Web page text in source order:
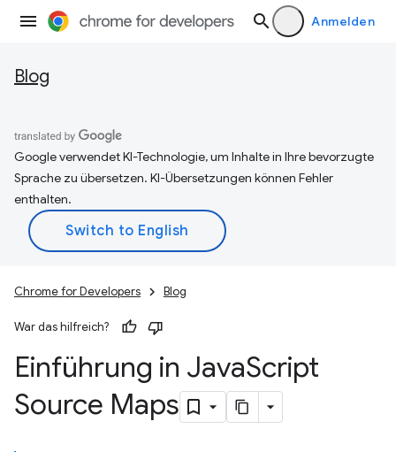
Anmelden
Blog
Google verwendet KI-Technologie, um Inhalte in Ihre bevorzugte
Sprache zu übersetzen. KI-Übersetzungen können Fehler
enthalten.
Chrome for Developers Blog
War das hilfreich?
Einführung in JavaScript
Source Maps